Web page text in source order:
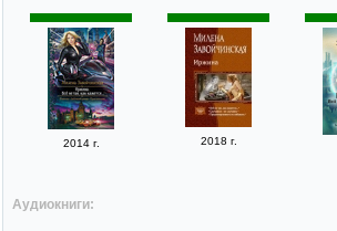
2014 г. 2018 г.
Аудиокниги: